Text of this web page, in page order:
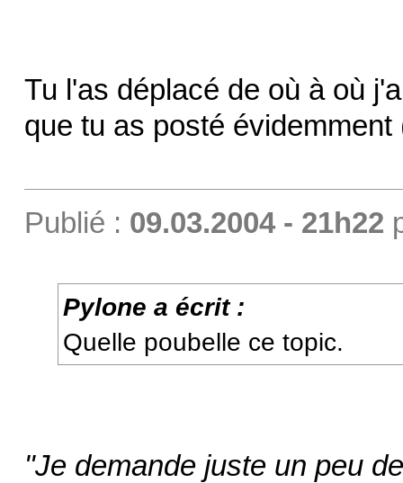
Tu l'as déplacé de où à où
que tu as posté
Publié : 09.03.2004 - 21h22
Pylone a écrit :
Quelle poubelle ce topic.
"Je demande juste un peu